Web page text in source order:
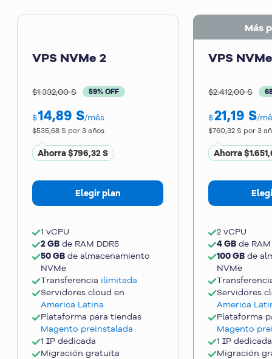
VPS NVMe 2
$1.332,00 S 59% OFF
$14,89 S/mês
$535,68 S por 3 años
Ahorra$796,32 S
Elegir plan
1 vCPU
2 GB de RAM DDR5
50 GB de almacenamiento
NVMe
Transferencia ilimitada
Servidores cloud en
America Latina
Plataforma para tiendas
Magento preinstalada
1 IP dedicada
Migración gratuita
Más
VPS
$2.412,00 S
$21,19 S/
$760,32 S por 3
Ahorra
2 vCPU
4 GB de
100 GB de
NVMe
Servidores
America
Plataforma
Magento
1 IP dedicada
Migración